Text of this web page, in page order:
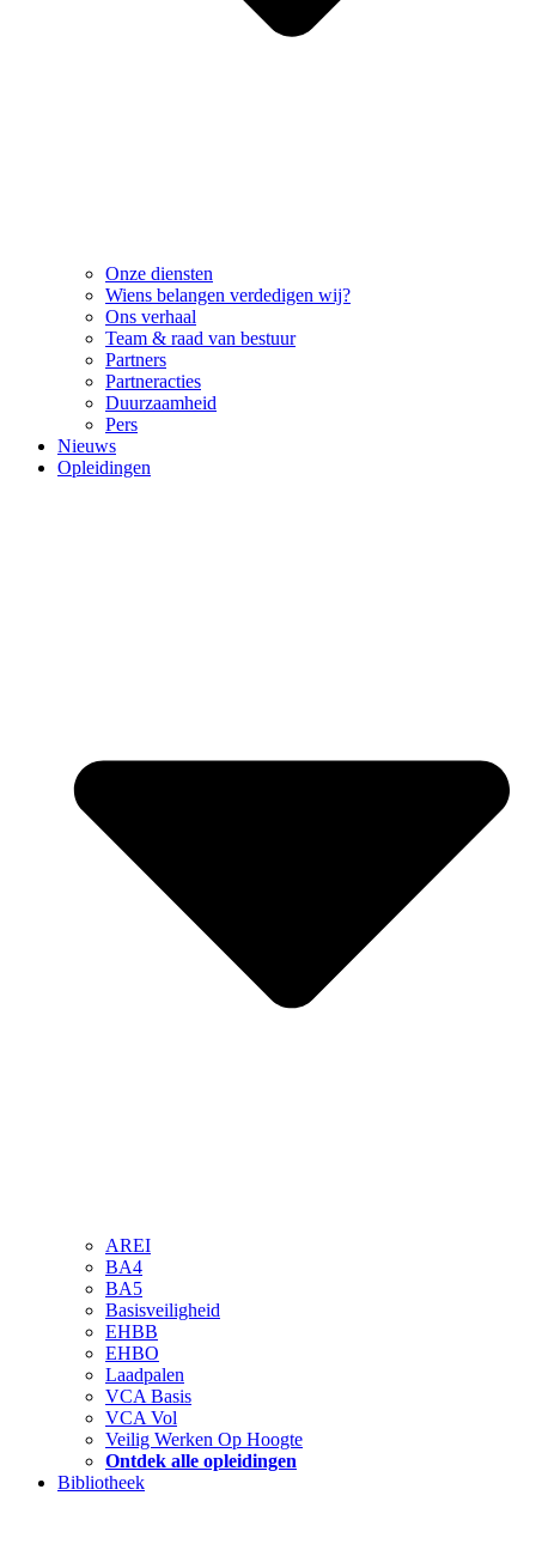
Onze diensten
Wiens belangen verdedigen wij?
Ons verhaal
Team & raad van bestuur
Partners
Partneracties
Duurzaamheid
Pers
Nieuws
Opleidingen
AREI
BA4
BA5
Basisveiligheid
EHBB
EHBO
Laadpalen
VCA Basis
VCA Vol
Veilig Werken Op Hoogte
Ontdek alle opleidingen
Bibliotheek